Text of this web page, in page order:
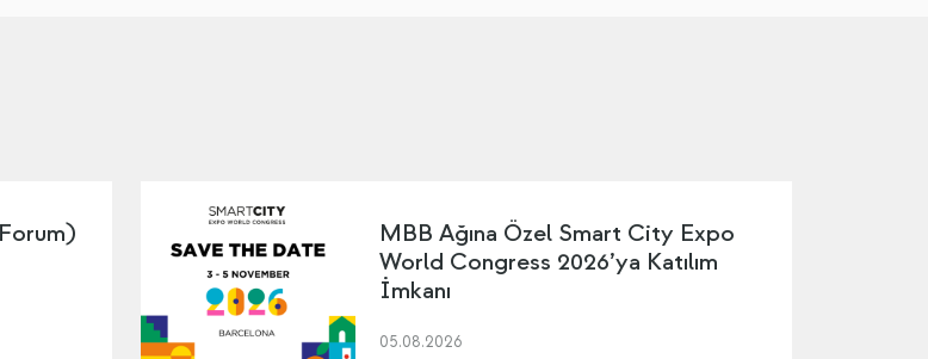
MBB Ağına Özel Smart City Expo
World Congress 2026’ya Katılım
İmkanı
05.08.2026